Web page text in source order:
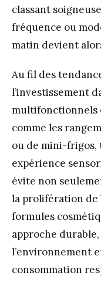
classant
fréquence ou
matin devient
Au fil des
l’investissement
multifonctionnels
comme les
ou de mini-
expérience
évite non
la prolifération de
formules
approche
l’environnement
consommation